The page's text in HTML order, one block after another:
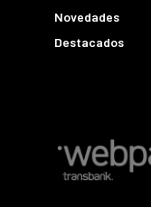
Novedades
Destacados